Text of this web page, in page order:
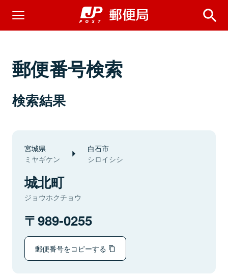
郵便番号検索
検索結果
宮城県
ミヤギケン
白石市
シロイシシ
城北町
ジョウホクチョウ
989-0255
郵便番号をコピーする